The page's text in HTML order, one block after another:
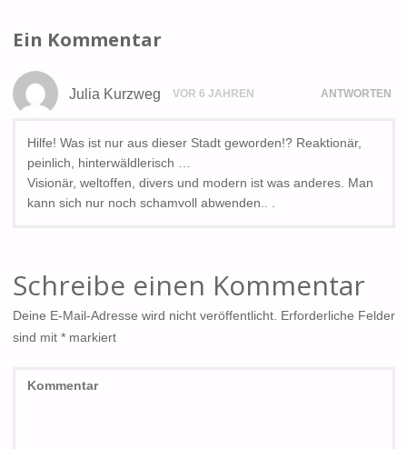
Ein Kommentar
Julia Kurzweg VOR 6 JAHREN ANTWORTEN
Hilfe! Was ist nur aus dieser Stadt geworden!? Reaktionär,
peinlich, hinterwäldlerisch …
Visionär, weltoffen, divers und modern ist was anderes. Man
kann sich nur noch schamvoll abwenden.. .
Schreibe einen Kommentar
Deine E-Mail-Adresse wird nicht veröffentlicht.
Erforderliche Felder
sind mit *markiert